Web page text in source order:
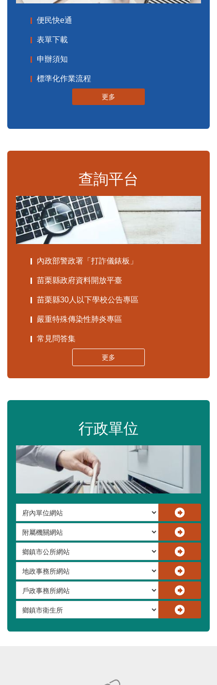
便民快e通
表單下載
申辦須知
標準化作業流程
更多
查詢平台
內政部警政署「打詐儀錶板」
苗栗縣政府資料開放平臺
苗栗縣30人以下學校公告專區
嚴重特殊傳染性肺炎專區
常見問答集
更多
行政單位